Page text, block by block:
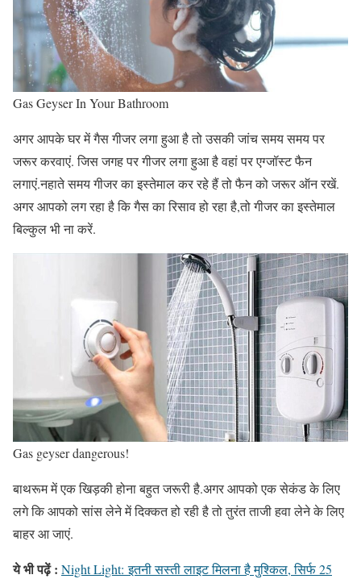
Gas Geyser In Your Bathroom
अगर आपके घर में गैस गीजर लगा हुआ है तो उसकी जांच समय समय पर
जरूर करवाएं. जिस जगह पर गीजर लगा हुआ है वहां पर एग्जॉस्ट फैन
लगाएं.नहाते समय गीजर का इस्तेमाल कर रहे हैं तो फैन को जरूर ऑन रखें.
अगर आपको लग रहा है कि गैस का रिसाव हो रहा है,तो गीजर का इस्तेमाल
बिल्कुल भी ना करें.
Gas geyser dangerous!
बाथरूम में एक खिड़की होना बहुत जरूरी है.अगर आपको एक सेकंड के लिए
लगे कि आपको सांस लेने में दिक्कत हो रही है तो तुरंत ताजी हवा लेने के लिए
बाहर आ जाएं.
ये भी पढ़ें : Night Light: इतनी सस्ती लाइट मिलना है मुश्किल, सिर्फ 25